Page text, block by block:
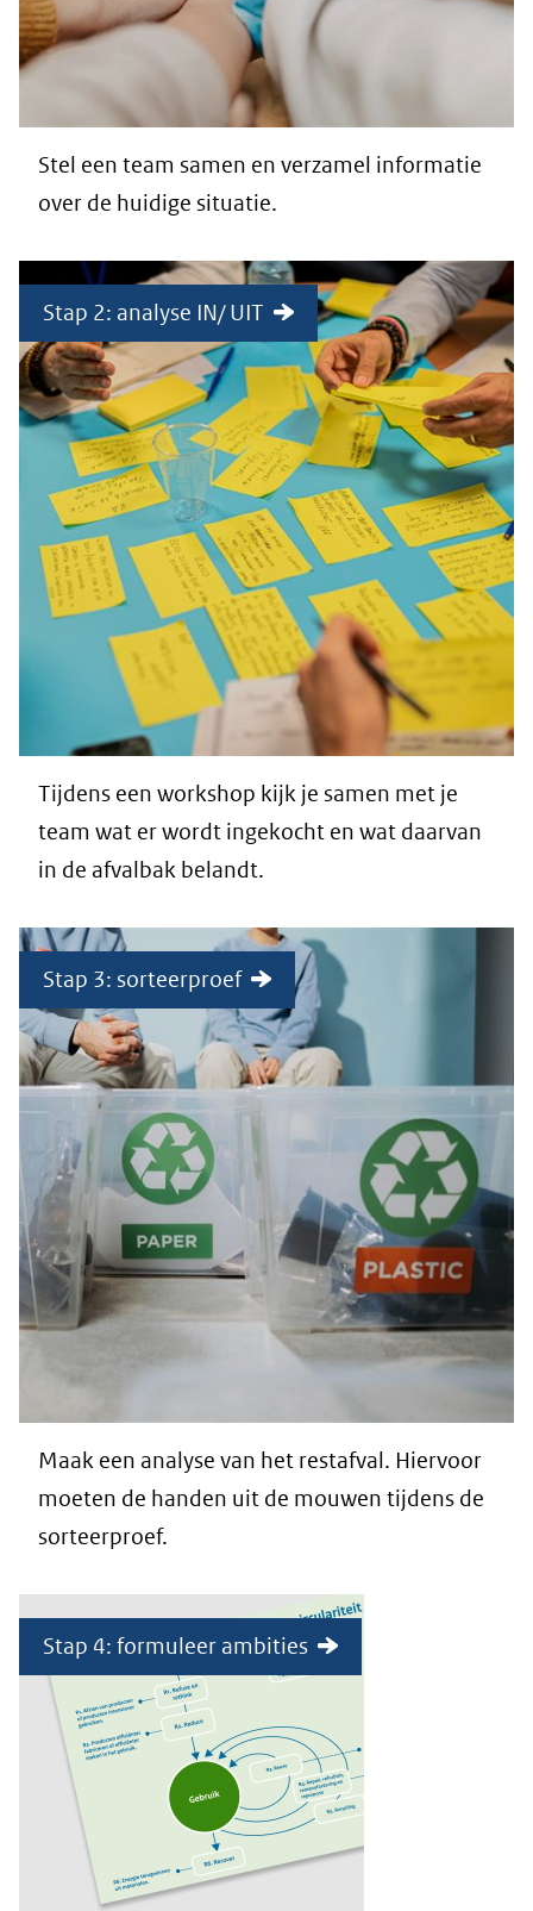
Stel een team samen en verzamel informatie
over de huidige situatie.
Stap 2: analyse IN/ UIT
Tijdens een workshop kijk je samen met je
team wat er wordt ingekocht en wat daarvan
in de afvalbak belandt.
Stap 3: sorteerproef
Maak een analyse van het restafval. Hiervoor
moeten de handen uit de mouwen tijdens de
sorteerproef.
Stap 4: formuleer ambities